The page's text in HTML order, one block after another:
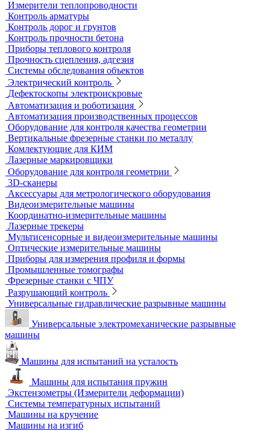
Блескомеры, колориметры
Контроль герметичности
Вакуумные рамки
Вакуумные установки
Портативные гелиевые течеискатели
Течеискатели акустические
Течеискатели корреляционные
Течеискатели многодатчиковые
Трассотечеискатели
Контроль в строительстве
Виброизмерительные приборы
Диагностика свай
Измерители теплопроводности
Контроль арматуры
Контроль дорог и грунтов
Контроль прочности бетона
Приборы теплового контроля
Прочность сцепления, адгезия
Системы обследования объектов
Электрический контроль
Дефектоскопы электроискровые
Автоматизация и роботизация
Автоматизация производственных процессов
Оборудование для контроля качества геометрии
Вертикальные фрезерные станки по металлу
Комлектующие для КИМ
Лазерные маркировщики
Оборудование для контроля геометрии
3D-сканеры
Аксессуары для метрологического оборудования
Видеоизмерительные машины
Координатно-измерительные машины
Лазерные трекеры
Мультисенсорные и видеоизмерительные машины
Оптические измерительные машины
Приборы для измерения профиля и формы
Промышленные томографы
Фрезерные станки с ЧПУ